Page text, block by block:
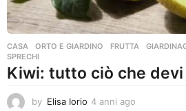
CASA ,ORTO E GIARDINO FRUTTA ,
SPRECHI
Kiwi: tutto ciò che devi
by Elisa Iorio 4 anni ago